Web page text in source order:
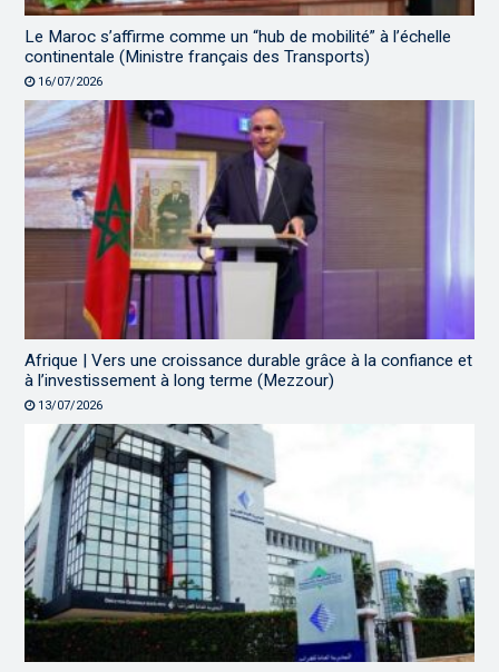
Le Maroc s’affirme comme un “hub de mobilité” à l’échelle
continentale (Ministre français des Transports)
16/07/2026
Afrique | Vers une croissance durable grâce à la confiance et
à l’investissement à long terme (Mezzour)
13/07/2026